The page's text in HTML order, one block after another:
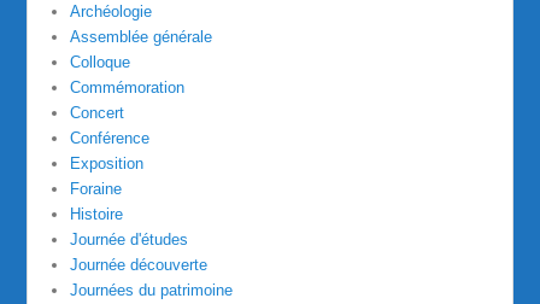
Archéologie
Assemblée générale
Colloque
Commémoration
Concert
Conférence
Exposition
Foraine
Histoire
Journée d'études
Journée découverte
Journées du patrimoine